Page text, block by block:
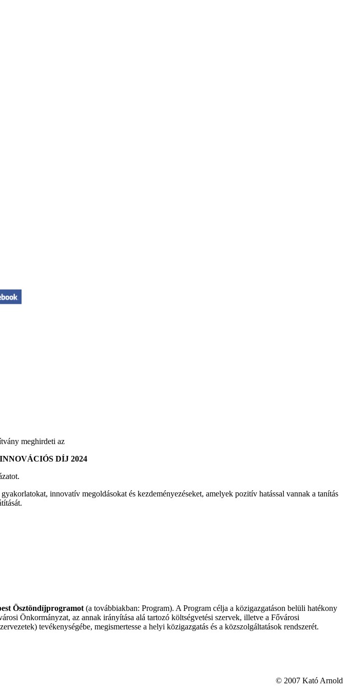
meghirdeti az
DÍJ 2024
innovatív megoldásokat és kezdeményezéseket, amelyek pozitív hatással vannak a tanítás
Ösztöndíjprogramot (a továbbiakban: Program). A Program célja a közigazgatáson belüli hatékony
Önkormányzat, az annak irányítása alá tartozó költségvetési szervek, illetve a Fővárosi
tevékenységébe, megismertesse a helyi közigazgatás és a közszolgáltatások rendszerét.
© 2007 Kató Arnold